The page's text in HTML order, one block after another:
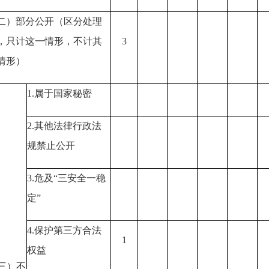
）部分公开 （区分处理
只计这一情形，不计其
形）
3
）不
1.属于国家秘密
2.其他法律行政法
规禁止公开
3.危及“三安全一稳
定”
4.保护第三方合法
权益
1